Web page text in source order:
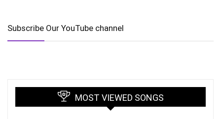
Subscribe Our YouTube channel
MOST VIEWED SONGS